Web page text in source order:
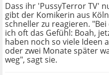
Dass ihr 'PussyTerror TV'
gibt der Komikerin aus
schneller zu reagieren.
ich oft das Gefühl: Boah,
haben noch so viele Ideen
oder zwei Monate später
weg", sagt sie.